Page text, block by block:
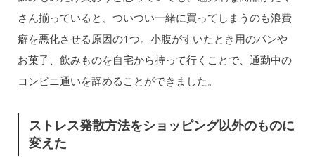
さん揃っていると、ついつい一緒に買ってしまうのも浪費
癖を悪化させる原因の1つ。小腹がすいたとき用のパンや
お菓子、飲みものを自宅から持って行くことで、通勤中の
コンビニ通いを辞めることができました。
ストレス発散方法をショッピング以外のものに
変えた